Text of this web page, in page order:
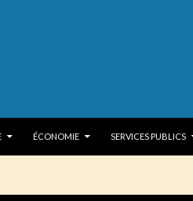
ÉCONOMIE SERVICES PUBLICS